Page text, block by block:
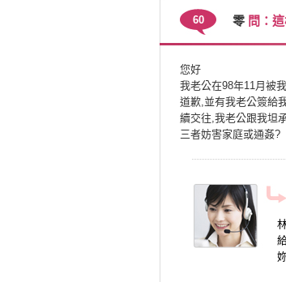
60 零問：這
您好
我老公在98年11月被
道歉,並有我老公簽給
續交往,我老公跟我坦
三者妨害家庭或通姦?